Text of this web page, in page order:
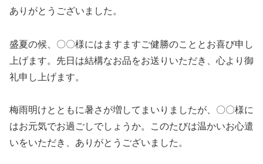
ありがとうございました。
盛夏の候、〇〇様にはますますご健勝のこととお喜び申し
上げます。先日は結構なお品をお送りいただき、心より御
礼申し上げます。
梅雨明けとともに暑さが増してまいりましたが、〇〇様に
はお元気でお過ごしでしょうか。このたびは温かいお心遣
いをいただき、ありがとうございました。